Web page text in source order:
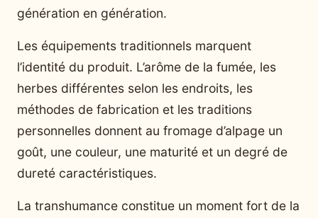
génération en génération.
Les équipements traditionnels marquent
l’identité du produit. L’arôme de la fumée, les
herbes différentes selon les endroits, les
méthodes de fabrication et les traditions
personnelles donnent au fromage d’alpage un
goût, une couleur, une maturité et un degré de
dureté caractéristiques.
La transhumance constitue un moment fort de la